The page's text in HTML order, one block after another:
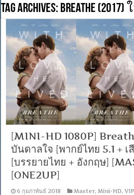
Tag Archives: Breathe
[MINI-HD 1080P]
บันดาลใจ [พากย์ไทย 5.1 + เ
[บรรยายไทย + อังกฤษ]
[ONE2UP]
6 กุมภาพันธ์ 2018 Master, Mini-HD,VIP